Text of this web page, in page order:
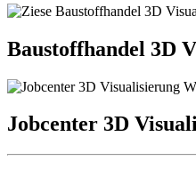
Baustoffhandel 3D
Jobcenter 3D